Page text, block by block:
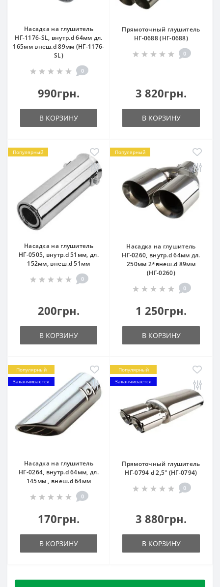
Насадка на глушитель
НГ-1176-SL, внутр.d 64мм дл.
165мм внеш.d 89мм (НГ-1176-
SL)
0
990грн.
В КОРЗИНУ
Прямоточный глушитель
НГ-0688 (НГ-0688)
0
3 820грн.
В КОРЗИНУ
Популярный
Насадка на глушитель
НГ-0505, внутр.d 51мм, дл.
152мм, внеш.d 51мм
0
200грн.
В КОРЗИНУ
Популярный
Насадка на глушитель
НГ-0260, внутр.d 64мм дл.
250мм 2*внеш.d 89мм
(НГ-0260)
0
1 250грн.
В КОРЗИНУ
Популярный
Заканчивается
Насадка на глушитель
НГ-0264, внутр.d 64мм, дл.
145мм , внеш.d 64мм
0
170грн.
В КОРЗИНУ
Популярный
Заканчивается
Прямоточный глушитель
НГ-0794 d 2,5" (НГ-0794)
0
3 880грн.
В КОРЗИНУ